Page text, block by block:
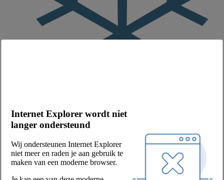
Internet Explorer wordt niet
langer ondersteund
Wij ondersteunen Internet Explorer
niet meer en raden je aan gebruik te
maken van een moderne browser.
Merk
Mora